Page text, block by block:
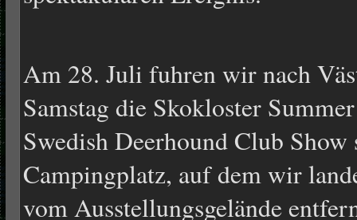
Am 28. Juli fuhren wir nach
Samstag die Skokloster
Swedish Deerhound Club Show
Campingplatz, auf dem wir
vom Ausstellungsgelände